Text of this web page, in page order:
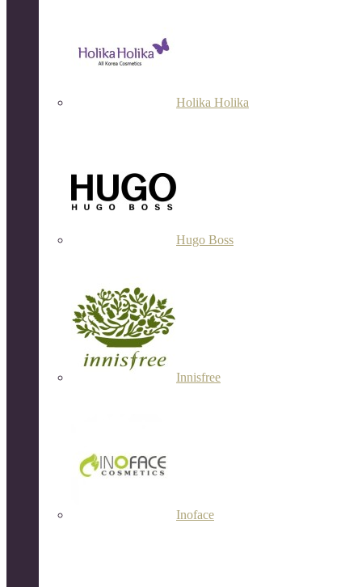
Holika Holika
Hugo Boss
Innisfree
Inoface